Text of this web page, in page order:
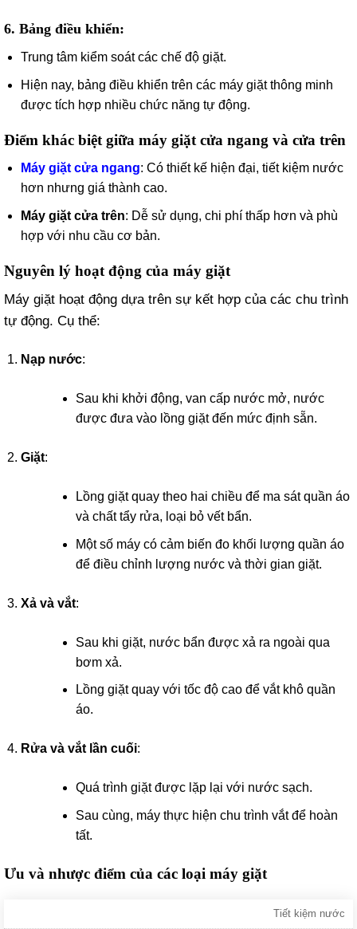
6. Bảng điều khiển:
Trung tâm kiểm soát các chế độ giặt.
Hiện nay, bảng điều khiển trên các máy giặt thông minh
được tích hợp nhiều chức năng tự động.
Điểm khác biệt giữa máy giặt cửa ngang và cửa trên
Máy giặt cửa ngang: Có thiết kế hiện đại, tiết kiệm nước
hơn nhưng giá thành cao.
Máy giặt cửa trên: Dễ sử dụng, chi phí thấp hơn và phù
hợp với nhu cầu cơ bản.
Nguyên lý hoạt động của máy giặt
Máy giặt hoạt động dựa trên sự kết hợp của các chu trình
tự động. Cụ thể:
Nạp nước:
Sau khi khởi động, van cấp nước mở, nước
được đưa vào lồng giặt đến mức định sẵn.
Giặt:
Lồng giặt quay theo hai chiều để ma sát quần áo
và chất tẩy rửa, loại bỏ vết bẩn.
Một số máy có cảm biến đo khối lượng quần áo
để điều chỉnh lượng nước và thời gian giặt.
Xả và vắt:
Sau khi giặt, nước bẩn được xả ra ngoài qua
bơm xả.
Lồng giặt quay với tốc độ cao để vắt khô quần
áo.
Rửa và vắt lần cuối:
Quá trình giặt được lặp lại với nước sạch.
Sau cùng, máy thực hiện chu trình vắt để hoàn
tất.
Ưu và nhược điểm của các loại máy giặt
Tiết kiệm nước